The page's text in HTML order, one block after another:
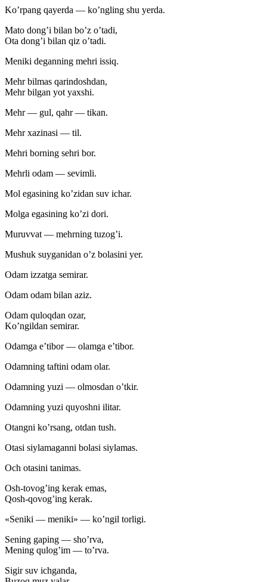
Ko’rpang qayerda — ko’ngling shu yerda.
Mato dong’i bilan bo’z o’tadi,
Ota dong’i bilan qiz o’tadi.
Meniki deganning mehri issiq.
Mehr bilmas qarindoshdan,
Mehr bilgan yot yaxshi.
Mehr — gul, qahr — tikan.
Mehr xazinasi — til.
Mehri borning sehri bor.
Mehrli odam — sevimli.
Mol egasining ko’zidan suv ichar.
Molga egasining ko’zi dori.
Muruvvat — mehrning tuzog’i.
Mushuk suyganidan o’z bolasini yer.
Odam izzatga semirar.
Odam odam bilan aziz.
Odam quloqdan ozar,
Ko’ngildan semirar.
Odamga e’tibor — olamga e’tibor.
Odamning taftini odam olar.
Odamning yuzi — olmosdan o’tkir.
Odamning yuzi quyoshni ilitar.
Otangni ko’rsang, otdan tush.
Otasi siylamaganni bolasi siylamas.
Och otasini tanimas.
Osh-tovog’ing kerak emas,
Qosh-qovog’ing kerak.
«Seniki — meniki» — ko’ngil torligi.
Sening gaping — sho’rva,
Mening qulog’im — to’rva.
Sigir suv ichganda,